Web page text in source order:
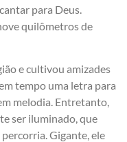
para Deus.
quilômetros de
e cultivou amizades
tempo uma letra para
melodia. Entretanto,
ser iluminado, que
Gigante, ele